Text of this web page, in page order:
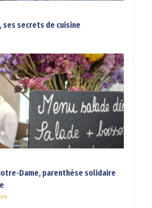
ses secrets de cuisine
Dame, parenthèse solidaire